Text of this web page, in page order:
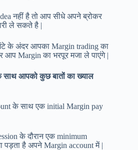
नहीं है तो आप सीधे अपने ब्रोकर
ले सकते है |
के अंदर आपका Margin trading का
आप Margin का भरपूर मजा ले पाएंगे |
आपको कुछ बातों का ख्याल
के साथ एक initial Margin pay
के दौरान एक minimum
है अपने Margin account में |